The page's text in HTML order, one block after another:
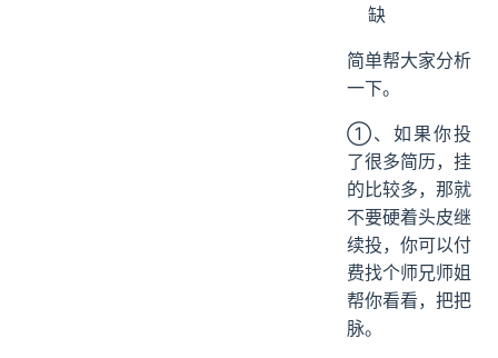
缺
简单帮大家分析
一下。
①、如果你投
了很多简历，挂
的比较多，那就
不要硬着头皮继
续投，你可以付
费找个师兄师姐
帮你看看，把把
脉。